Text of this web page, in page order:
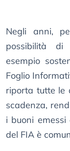
Negli anni,
possibilità di
esempio
Foglio
riporta tutte le
scadenza,
i buoni
del FIA è